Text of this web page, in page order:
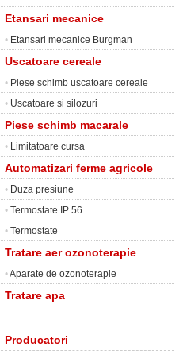
Etansari mecanice
• Etansari mecanice Burgman
Uscatoare cereale
• Piese schimb uscatoare cereale
• Uscatoare si silozuri
Piese schimb macarale
• Limitatoare cursa
Automatizari ferme agricole
• Duza presiune
• Termostate IP 56
• Termostate
Tratare aer ozonoterapie
•Aparate de ozonoterapie
Tratare apa
Producatori